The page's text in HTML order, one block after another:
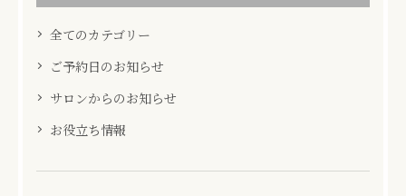
全てのカテゴリー
ご予約日のお知らせ
サロンからのお知らせ
お役立ち情報